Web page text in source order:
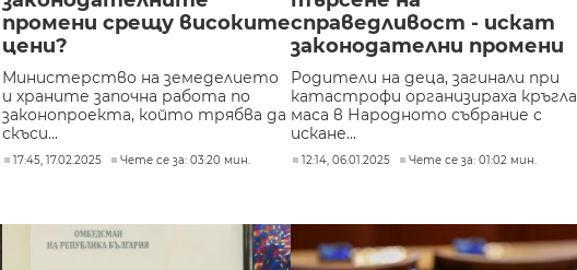
промени срещу високите
цени?
Министерство на земеделието
и храните започна работа по
законопроекта, който трябва да
скъси...
17:45, 17.02.2025 Чете се за: 03:20 мин.
справедливост - искат
законодателни промени
Родители на деца, загинали при
катастрофи организираха кръгла
маса в Народното събрание с
искане...
12:14, 06.01.2025 Чете се за: 01:02 мин.